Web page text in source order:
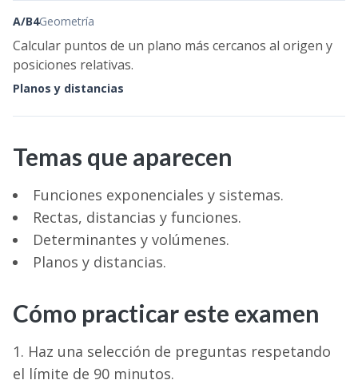
A/B4Geometría
Calcular puntos de un plano más cercanos al origen y
posiciones relativas.
Planos y distancias
Temas que aparecen
Funciones exponenciales y sistemas.
Rectas, distancias y funciones.
Determinantes y volúmenes.
Planos y distancias.
Cómo practicar este examen
Haz una selección de preguntas respetando
el límite de 90 minutos.